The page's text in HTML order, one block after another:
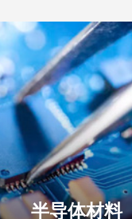
半导体材料